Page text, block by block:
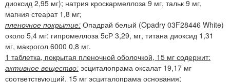
диоксид 2,95 мг); натрия кроскармеллоза 9 мг, тальк 9 мг,
магния стеарат 1,8 мг;
пленочное покрытие: Опадрай белый (Opadry 03F28446 White)
около 5,4 мг: гипромеллоза 5сР 3,29, мг, титана диоксид 1,31
мг, макрогол 6000 0,8 мг.
1 таблетка, покрытая пленочной оболочкой, 15 мг содержит:
активное вещество: эсциталопрама оксалат 19,17 мг
соответствующий, 15 мг эсциталопрама основания;